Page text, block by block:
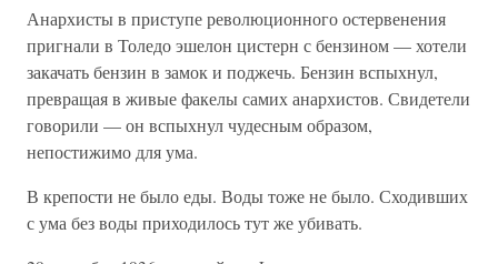
Анархисты в приступе революционного остервенения
пригнали в Толедо эшелон цистерн с бензином — хотели
закачать бензин в замок и поджечь. Бензин вспыхнул,
превращая в живые факелы самих анархистов. Свидетели
говорили — он вспыхнул чудесным образом,
непостижимо для ума.
В крепости не было еды. Воды тоже не было. Сходивших
с ума без воды приходилось тут же убивать.